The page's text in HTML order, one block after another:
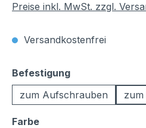
Preise inkl. MwSt. zzgl.
Versandkostenfrei
Befestigungauswählen
zum Aufschrauben
zum
Farbeauswählen